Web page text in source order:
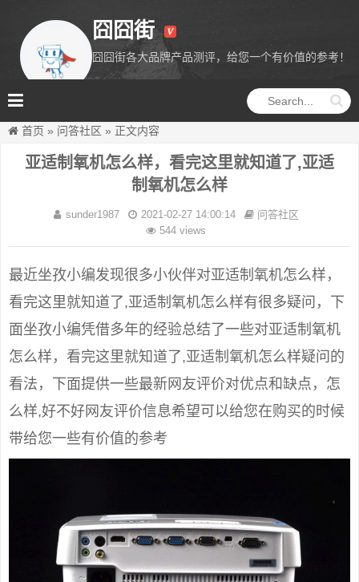
囧囧街
囧囧街各大品牌产品测评，给您一个有价值的参考！
首页 » 问答社区 » 正文内容
亚适制氧机怎么样，看完这里就知道了,亚适
制氧机怎么样
sunder1987 2021-02-27 14:00:14
问答社区
544 views
最近坐孜小编发现很多小伙伴对亚适制氧机怎么样，
看完这里就知道了,亚适制氧机怎么样有很多疑问，下
面坐孜小编凭借多年的经验总结了一些对亚适制氧机
怎么样，看完这里就知道了,亚适制氧机怎么样疑问的
看法，下面提供一些最新网友评价对优点和缺点，怎
么样,好不好网友评价信息希望可以给您在购买的时候
带给您一些有价值的参考